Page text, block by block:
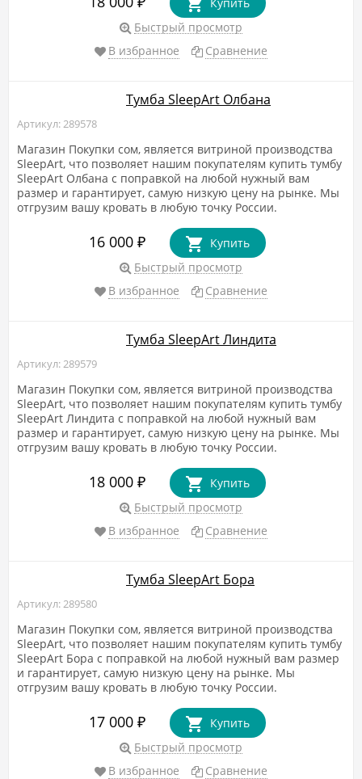
Быстрый просмотр
В избранное
Сравнение
Тумба SleepArt Олбана
Артикул: 289578
Магазин Покупки сом, является витриной производства
SleepArt, что позволяет нашим покупателям купить тумбу
SleepArt Олбана с поправкой на любой нужный вам
размер и гарантирует, самую низкую цену на рынке. Мы
отгрузим вашу кровать в любую точку России.
16 000 ₽
Купить
Быстрый просмотр
В избранное
Сравнение
Тумба SleepArt Линдита
Артикул: 289579
Магазин Покупки сом, является витриной производства
SleepArt, что позволяет нашим покупателям купить тумбу
SleepArt Линдита с поправкой на любой нужный вам
размер и гарантирует, самую низкую цену на рынке. Мы
отгрузим вашу кровать в любую точку России.
18 000 ₽
Купить
Быстрый просмотр
В избранное
Сравнение
Тумба SleepArt Бора
Артикул: 289580
Магазин Покупки сом, является витриной производства
SleepArt, что позволяет нашим покупателям купить тумбу
SleepArt Бора с поправкой на любой нужный вам размер
и гарантирует, самую низкую цену на рынке. Мы
отгрузим вашу кровать в любую точку России.
17 000 ₽
Купить
Быстрый просмотр
В избранное
Сравнение